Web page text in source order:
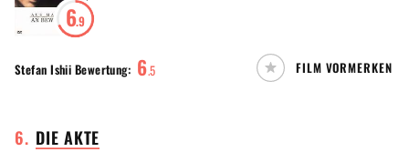
6.9
Stefan Ishii Bewertung: 6.5 FILM VORMERKEN
6. DIEAKTE